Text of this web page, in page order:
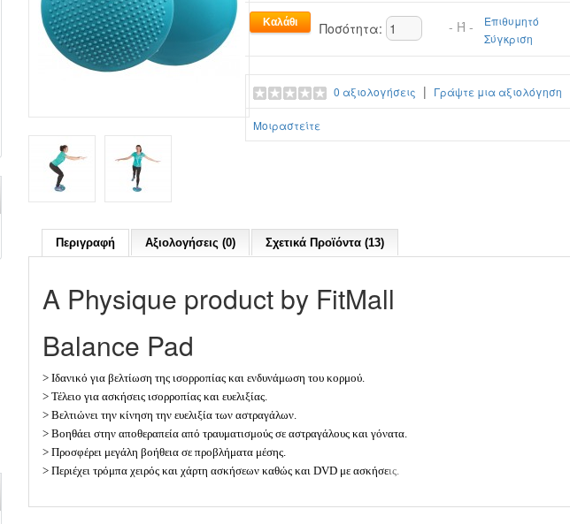
Ποσότητα: - Ή -
Επιθυμητό
Σύγκριση
0 αξιολογήσεις | Γράψτε μια αξιολόγηση
Μοιραστείτε
Περιγραφή Αξιολογήσεις (0) Σχετικά Προϊόντα (13)
Α Physique product by FitMall
Balance Pad
> Ιδανικό για βελτίωση της ισορροπίας και ενδυνάμωση του κορμού.
> Τέλειο για ασκήσεις ισορροπίας και ευελιξίας.
> Βελτιώνει την κίνηση την ευελιξία των αστραγάλων.
> Βοηθάει στην αποθεραπεία από τραυματισμούς σε αστραγάλους και γόνατα.
> Προσφέρει μεγάλη βοήθεια σε προβλήματα μέσης.
> Περιέχει τρόμπα χειρός και χάρτη ασκήσεων καθώς και DVD με ασκήσεις.